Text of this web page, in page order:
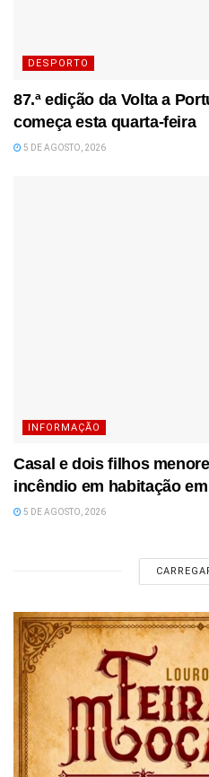
DESPORTO
87.ª edição da Volta a
começa esta quarta-feira
5 DE AGOSTO, 2026
INFORMAÇÃO
Casal e dois filhos
incêndio em habitação
5 DE AGOSTO, 2026